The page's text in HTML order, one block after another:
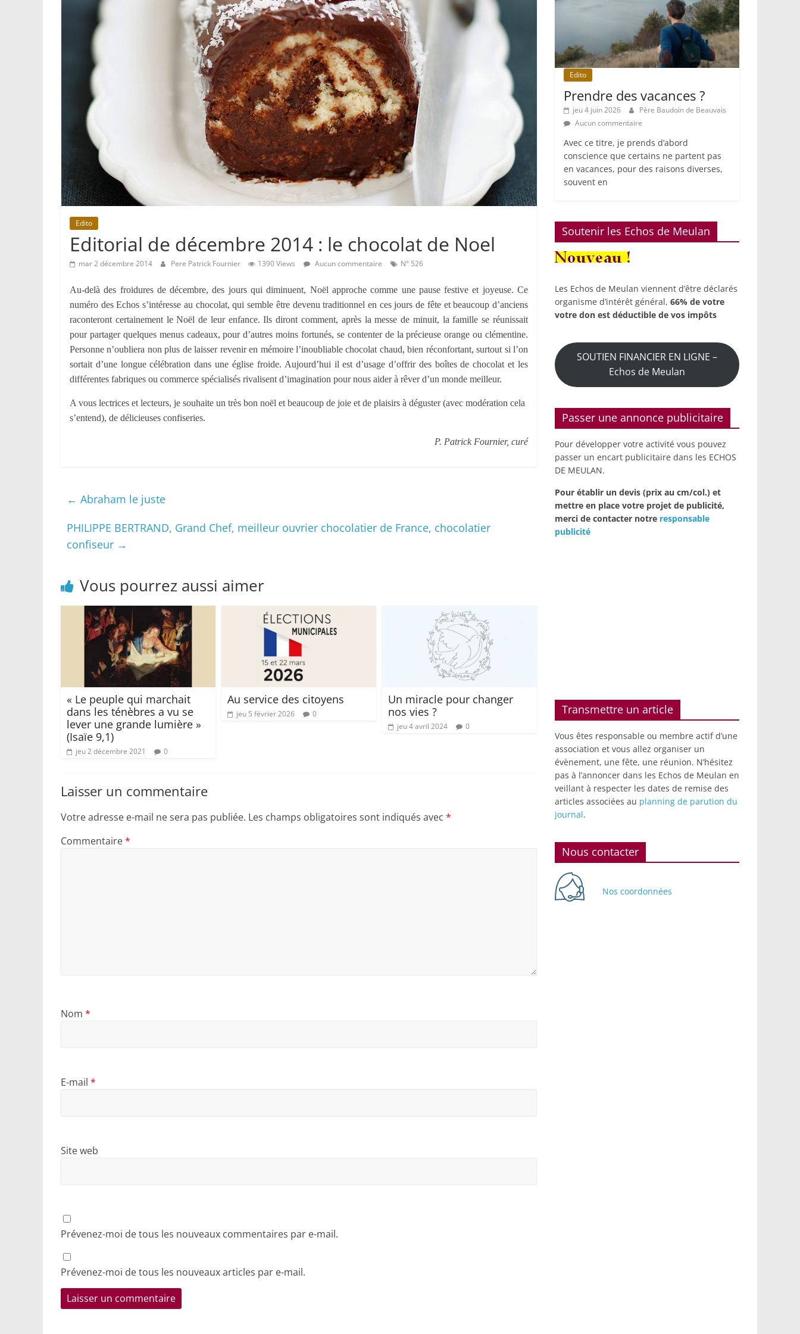
Edito
Editorial de décembre 2014 : le chocolat de Noel
mar 2 décembre 2014 Pere Patrick Fournier 1390 Views Aucun commentaire N° 526
Au-delà des froidures de décembre, des jours qui diminuent, Noël approche comme une pause festive et joyeuse. Ce
numéro des Echos s’intéresse au chocolat, qui semble être devenu traditionnel en ces jours de fête et beaucoup d’anciens
raconteront certainement le Noël de leur enfance. Ils diront comment, après la messe de minuit, la famille se réunissait
pour partager quelques menus cadeaux, pour d’autres moins fortunés, se contenter de la précieuse orange ou clémentine.
Personne n’oubliera non plus de laisser revenir en mémoire l’inoubliable chocolat chaud, bien réconfortant, surtout si l’on
sortait d’une longue célébration dans une église froide. Aujourd’hui il est d’usage d’offrir des boîtes de chocolat et les
différentes fabriques ou commerce spécialisés rivalisent d’imagination pour nous aider à rêver d’un monde meilleur.
A vous lectrices et lecteurs, je souhaite un très bon noël et beaucoup de joie et de plaisirs à déguster (avec modération cela
s’entend), de délicieuses confiseries.
P. Patrick Fournier, curé
← Abraham le juste
PHILIPPE BERTRAND, Grand Chef, meilleur ouvrier chocolatier de France, chocolatier
confiseur →
Vous pourrez aussi aimer
« Le peuple qui marchait
dans les ténèbres a vu se
lever une grande lumière »
(Isaïe 9,1)
jeu 2 décembre 2021 0
Au service des citoyens
jeu 5 février 2026 0
Un miracle pour changer
nos vies ?
jeu 4 avril 2024 0
Laisser un commentaire
Votre adresse e-mail ne sera pas publiée. Les champs obligatoires sont indiqués avec *
Commentaire*
Nom *
E-mail *
Site web
Prévenez-moi de tous les nouveaux commentaires par e-mail.
Prévenez-moi de tous les nouveaux articles par e-mail.
Edito
Prendre des vacances ?
jeu 4 juin 2026
Père Baudoin de Beauvais
Aucun commentaire
Avec ce titre, je prends d’abord
conscience que certains ne partent pas
en vacances, pour des raisons diverses,
souvent en
Soutenir les Echos de Meulan
Les Echos de Meulan viennent d’être déclarés
organisme d’intérêt général, 66% de votre
votre don est déductible de vos impôts
SOUTIEN FINANCIER EN LIGNE –
Echos de Meulan
Passer une annonce publicitaire
Pour développer votre activité vous pouvez
passer un encart publicitaire dans les ECHOS
DE MEULAN.
Pour établir un devis (prix au cm/col.) et
mettre en place votre projet de publicité,
merci de contacter notre responsable
publicité
Transmettre un article
Vous êtes responsable ou membre actif d’une
association et vous allez organiser un
évènement, une fête, une réunion. N’hésitez
pas à l’annoncer dans les Echos de Meulan en
veillant à respecter les dates de remise des
articles associées au planning de parution du
journal.
Nous contacter
Nos coordonnées